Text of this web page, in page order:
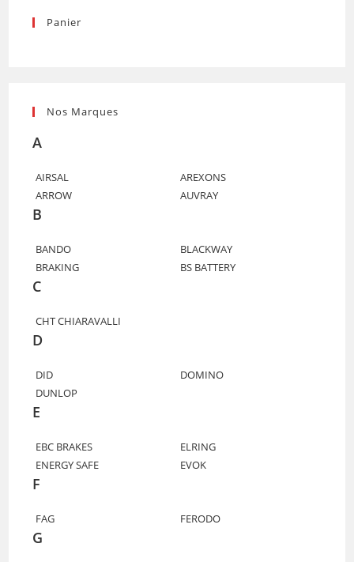
Panier
Nos Marques
A
AIRSAL
AREXONS
ARROW
AUVRAY
B
BANDO
BLACKWAY
BRAKING
BS BATTERY
C
CHT CHIARAVALLI
D
DID
DOMINO
DUNLOP
E
EBC BRAKES
ELRING
ENERGY SAFE
EVOK
F
FAG FERODO
G